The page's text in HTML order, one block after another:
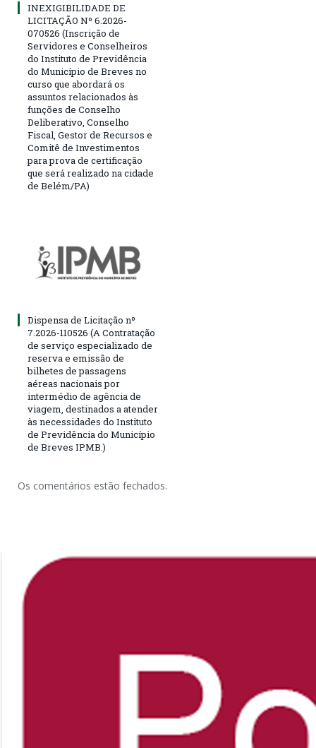
INEXIGIBILIDADE DE
LICITAÇÃO Nº 6.2026-
070526 (Inscrição de
Servidores e Conselheiros
do Instituto de Previdência
do Município de Breves no
curso que abordará os
assuntos relacionados às
funções de Conselho
Deliberativo, Conselho
Fiscal, Gestor de Recursos e
Comitê de Investimentos
para prova de certificação
que será realizado na cidade
de Belém/PA)
Dispensa de Licitação nº
7.2026-110526 (A Contratação
de serviço especializado de
reserva e emissão de
bilhetes de passagens
aéreas nacionais por
intermédio de agência de
viagem, destinados a atender
às necessidades do Instituto
de Previdência do Município
de Breves IPMB.)
Os comentários estão fechados.